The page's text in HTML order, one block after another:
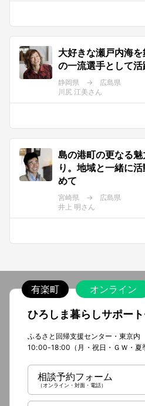
大好きな瀬戸内海
の一流選手として活
静岡県 → 広島県
川尻 江美さん
島の港町の更なる
り。地域と一緒に
めて
宮崎県 → 広島県
井上 明さん
有楽町 オンライン
ひろしま暮らしサポー
ふるさと回帰支援センター・東京内
10:00-18:00（月・祝日・ＧＷ・夏
相談予約フォーム
（オンライン・対面・電話）